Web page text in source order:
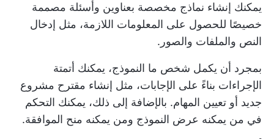
يمكنك إنشاء نماذج مخصصة بعناوين وأسئلة مصممة
خصيصًا للحصول على المعلومات اللازمة، مثل إدخال
النص والملفات والصور.
بمجرد أن يكمل شخص ما النموذج، يمكنك أتمتة
الإجراءات بناءً على الإجابات، مثل إنشاء مقترح مشروع
جديد أو تعيين المهام. بالإضافة إلى ذلك، يمكنك التحكم
في من يمكنه عرض النموذج ومن يمكنه منح الموافقة.